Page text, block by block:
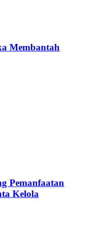
Membantah
Pemanfaatan
Kelola